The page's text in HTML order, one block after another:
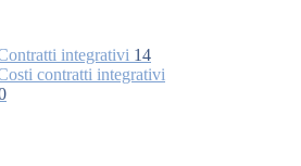
integrativi 14
contratti integrativi